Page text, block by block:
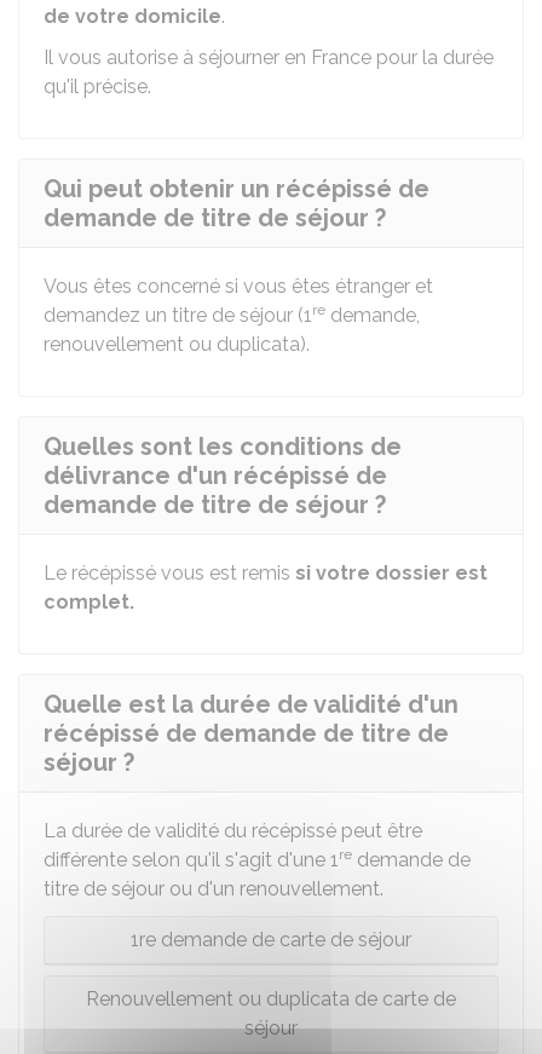
de votre domicile.
Il vous autorise à séjourner en France pour la durée
qu'il précise.
Qui peut obtenir un récépissé de
demande de titre de séjour ?
Vous êtes concerné si vous êtes étranger et
demandez un titre de séjour (1re demande,
renouvellement ou duplicata).
Quelles sont les conditions de
délivrance d'un récépissé de
demande de titre de séjour ?
Le récépissé vous est remis si votre dossier est
complet.
Quelle est la durée de validité d'un
récépissé de demande de titre de
séjour ?
La durée de validité du récépissé peut être
différente selon qu'il s'agit d'une 1re demande de
titre de séjour ou d'un renouvellement.
1re demande de carte de séjour
Renouvellement ou duplicata de carte de
séjour